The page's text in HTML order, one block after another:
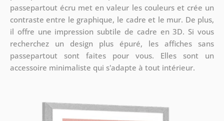
passepartout écru met en valeur les couleurs et crée un
contraste entre le graphique, le cadre et le mur. De plus,
il offre une impression subtile de cadre en 3D. Si vous
recherchez un design plus épuré, les affiches sans
passepartout sont faites pour vous. Elles sont un
accessoire minimaliste qui s'adapte à tout intérieur.